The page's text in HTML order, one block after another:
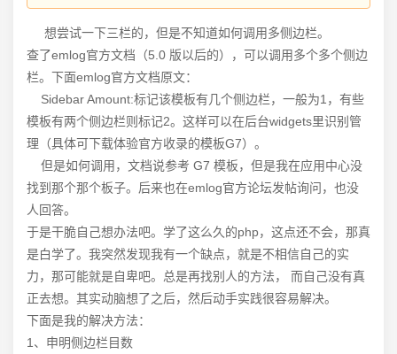
想尝试一下三栏的，但是不知道如何调用多侧边栏。
查了emlog官方文档（5.0 版以后的），可以调用多个多个侧边
栏。下面emlog官方文档原文：
Sidebar Amount:标记该模板有几个侧边栏，一般为1，有些
模板有两个侧边栏则标记2。这样可以在后台widgets里识别管
理（具体可下载体验官方收录的模板G7）。
但是如何调用，文档说参考 G7 模板，但是我在应用中心没
找到那个那个板子。后来也在emlog官方论坛发帖询问，也没
人回答。
于是干脆自己想办法吧。学了这么久的php，这点还不会，那真
是白学了。我突然发现我有一个缺点，就是不相信自己的实
力，那可能就是自卑吧。总是再找别人的方法， 而自己没有真
正去想。其实动脑想了之后，然后动手实践很容易解决。
下面是我的解决方法：
1、申明侧边栏目数